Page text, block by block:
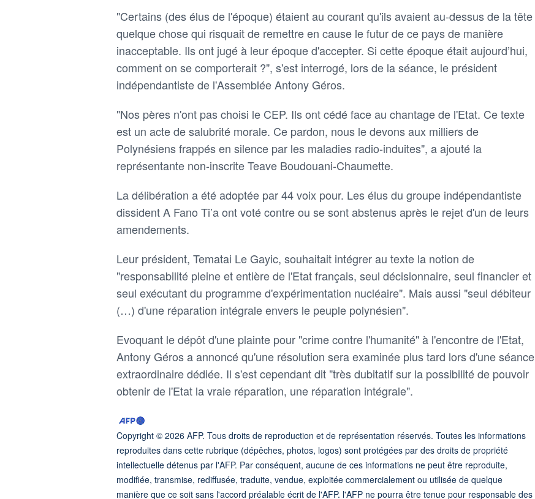
"Certains (des élus de l'époque) étaient au courant qu'ils avaient au-dessus de la tête
quelque chose qui risquait de remettre en cause le futur de ce pays de manière
inacceptable. Ils ont jugé à leur époque d'accepter. Si cette époque était aujourd’hui,
comment on se comporterait ?", s'est interrogé, lors de la séance, le président
indépendantiste de l'Assemblée Antony Géros.
"Nos pères n'ont pas choisi le CEP. Ils ont cédé face au chantage de l'Etat. Ce texte
est un acte de salubrité morale. Ce pardon, nous le devons aux milliers de
Polynésiens frappés en silence par les maladies radio-induites", a ajouté la
représentante non-inscrite Teave Boudouani-Chaumette.
La délibération a été adoptée par 44 voix pour. Les élus du groupe indépendantiste
dissident A Fano Ti’a ont voté contre ou se sont abstenus après le rejet d'un de leurs
amendements.
Leur président, Tematai Le Gayic, souhaitait intégrer au texte la notion de
"responsabilité pleine et entière de l'Etat français, seul décisionnaire, seul financier et
seul exécutant du programme d'expérimentation nucléaire". Mais aussi "seul débiteur
(…) d'une réparation intégrale envers le peuple polynésien".
Evoquant le dépôt d'une plainte pour "crime contre l'humanité" à l'encontre de l'Etat,
Antony Géros a annoncé qu'une résolution sera examinée plus tard lors d'une séance
extraordinaire dédiée. Il s'est cependant dit "très dubitatif sur la possibilité de pouvoir
obtenir de l'Etat la vraie réparation, une réparation intégrale".
Copyright © 2026 AFP. Tous droits de reproduction et de représentation réservés. Toutes les informations
reproduites dans cette rubrique (dépêches, photos, logos) sont protégées par des droits de propriété
intellectuelle détenus par l'AFP. Par conséquent, aucune de ces informations ne peut être reproduite,
modifiée, transmise, rediffusée, traduite, vendue, exploitée commercialement ou utilisée de quelque
manière que ce soit sans l'accord préalable écrit de l'AFP. l'AFP ne pourra être tenue pour responsable des